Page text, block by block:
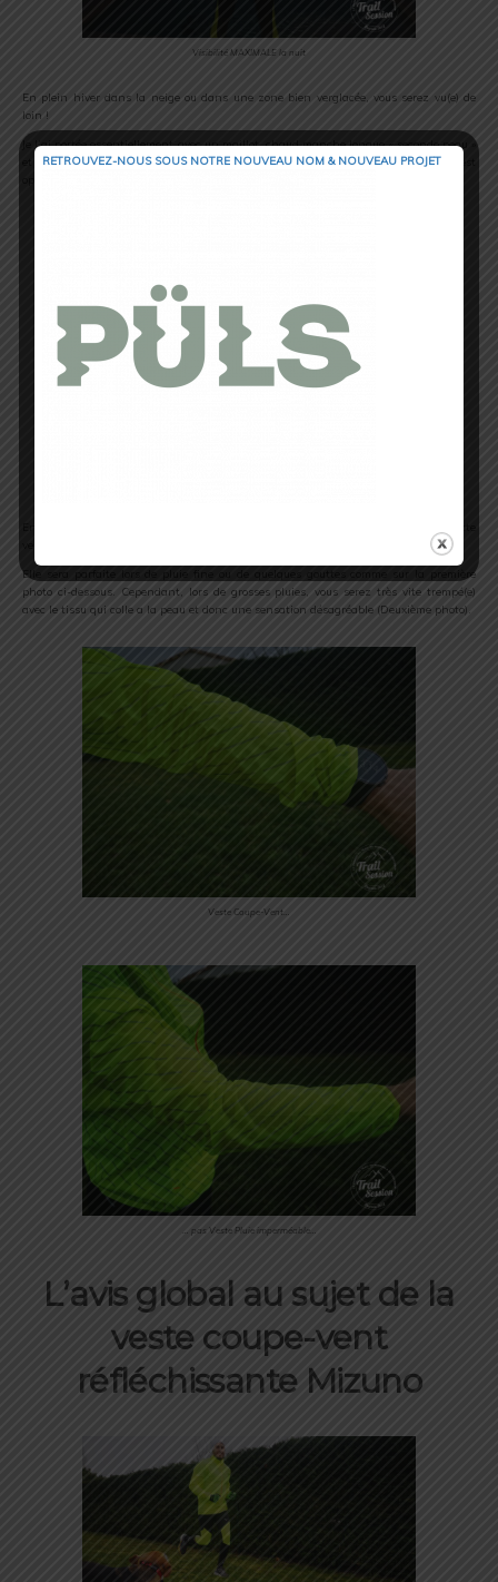
Visibilité MAXIMALE la nuit
En plein hiver dans la neige ou dans une zone bien verglacée, vous serez vu(e) de
loin !
Je l’ai portée essentiellement avec un maillot chaud manche longue « seconde peau »
et c’était parfait ! Le froid est bien stoppé ainsi que le vent, l’effet recherché est
Elle sera parfaite lors de pluie fine ou de quelques gouttes comme sur la première
photo ci-dessous. Cependant, lors de grosses pluies, vous serez très vite trempé(e)
avec le tissu qui colle a la peau et donc une sensation désagréable (Deuxième photo).
Veste Coupe-Vent…
… pas Veste Pluie imperméable…
L’avis global au sujet de la
veste coupe-vent
réfléchissante Mizuno
RETROUVEZ-NOUS SOUS NOTRE NOUVEAU NOM & NOUVEAU PROJET